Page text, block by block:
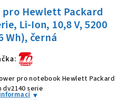
Hewlett Packard
Li-Ion, 10,8 V, 5200
Wh), černá
pro notebook Hewlett Packard
dv2140 serie